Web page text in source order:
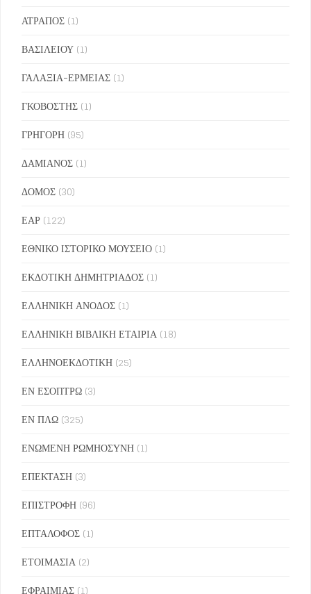
ΑΤΡΑΠΟΣ (1)
ΒΑΣΙΛΕΙΟΥ (1)
ΓΑΛΑΞΙΑ-ΕΡΜΕΙΑΣ (1)
ΓΚΟΒΟΣΤΗΣ (1)
ΓΡΗΓΟΡΗ (95)
ΔΑΜΙΑΝΟΣ (1)
ΔΟΜΟΣ (30)
ΕΑΡ (122)
ΕΘΝΙΚΟ ΙΣΤΟΡΙΚΟ ΜΟΥΣΕΙΟ (1)
ΕΚΔΟΤΙΚΗ ΔΗΜΗΤΡΙΑΔΟΣ (1)
ΕΛΛΗΝΙΚΗ ΑΝΟΔΟΣ (1)
ΕΛΛΗΝΙΚΗ ΒΙΒΛΙΚΗ ΕΤΑΙΡΙΑ (18)
ΕΛΛΗΝΟΕΚΔΟΤΙΚΗ (25)
ΕΝ ΕΣΟΠΤΡΩ (3)
ΕΝ ΠΛΩ (325)
ΕΝΩΜΕΝΗ ΡΩΜΗΟΣΥΝΗ (1)
ΕΠΕΚΤΑΣΗ (3)
ΕΠΙΣΤΡΟΦΗ (96)
ΕΠΤΑΛΟΦΟΣ (1)
ΕΤΟΙΜΑΣΙΑ (2)
ΕΦΡΑΙΜΙΑΣ (1)